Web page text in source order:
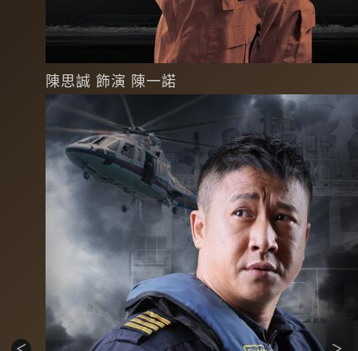
陳思誠 飾演 陳一諾